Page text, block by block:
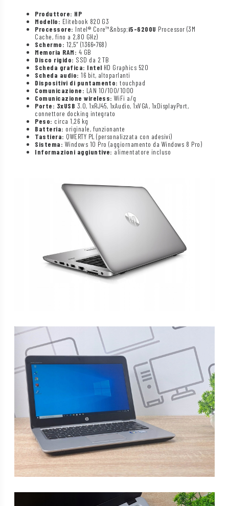
Produttore: HP
Modello: Elitebook 820 G3
Processore: Intel® Core™&nbsp;i5-6200U Processor (3M
Cache, fino a 2,80 GHz)
Schermo: 12,5″ (1366×768)
Memoria RAM: 4 GB
Disco rigido: SSD da 2 TB
Scheda grafica: Intel HD Graphics 520
Scheda audio: 16 bit, altoparlanti
Dispositivi di puntamento: touchpad
Comunicazione: LAN 10/100/1000
Comunicazione wireless: WiFi a/g
Porte: 3xUSB 3.0, 1xRJ45, 1xAudio, 1xVGA, 1xDisplayPort,
connettore docking integrato
Peso: circa 1,26 kg
Batteria: originale, funzionante
Tastiera: QWERTY PL (personalizzata con adesivi)
Sistema: Windows 10 Pro (aggiornamento da Windows 8 Pro)
Informazioni aggiuntive: alimentatore incluso